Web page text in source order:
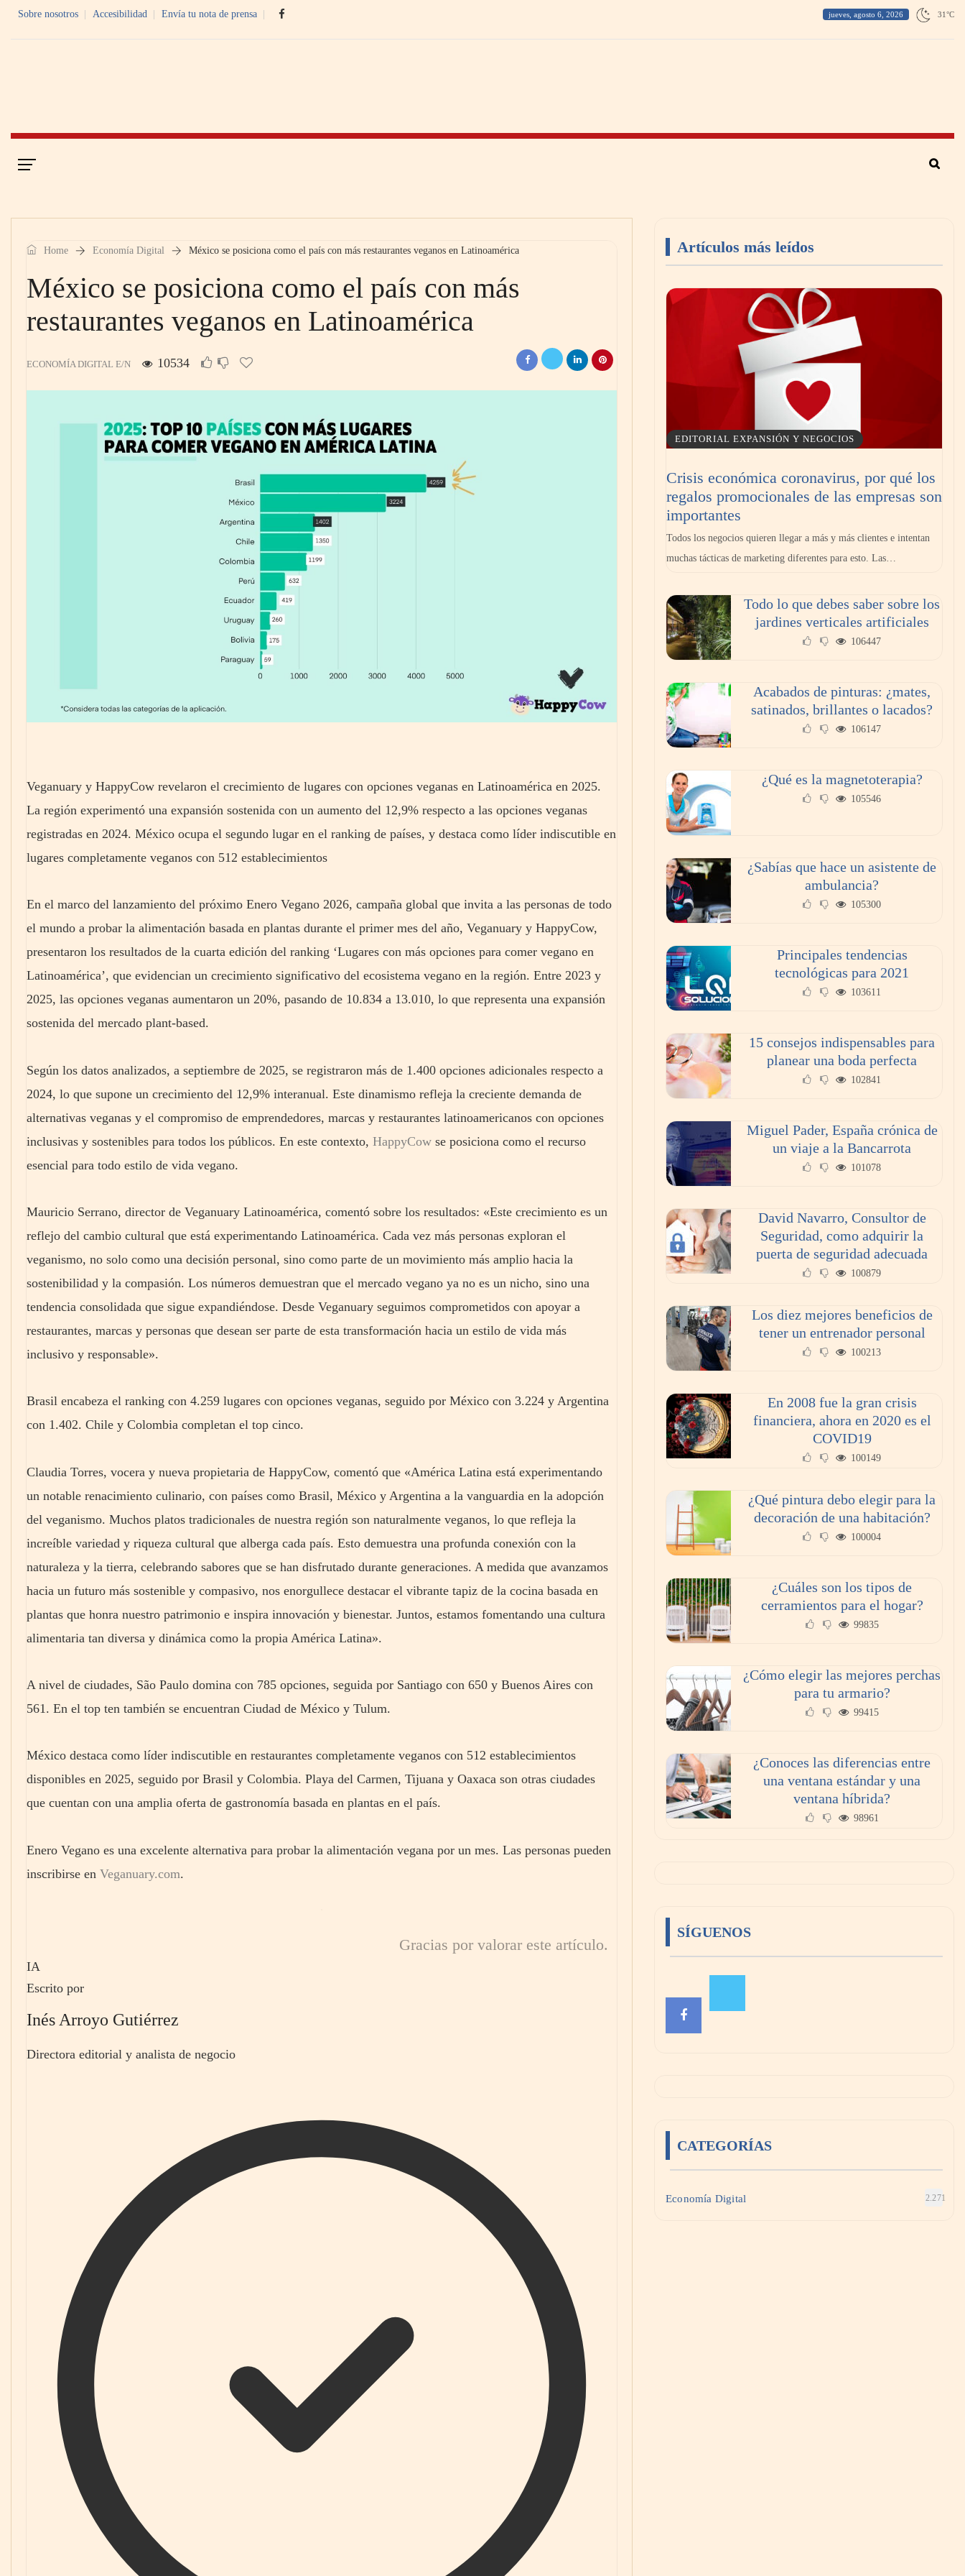
Sobre nosotros Accesibilidad Envía tu nota de prensa jueves, agosto 6, 2026 31°C
Home Economía Digital México se posiciona como el país con más restaurantes veganos en Latinoamérica
México se posiciona como el país con más
restaurantes veganos en Latinoamérica
ECONOMÍA DIGITAL E/N 10534
Veganuary y HappyCow revelaron el crecimiento de lugares con opciones veganas en Latinoamérica en 2025.
La región experimentó una expansión sostenida con un aumento del 12,9% respecto a las opciones veganas
registradas en 2024. México ocupa el segundo lugar en el ranking de países, y destaca como líder indiscutible en
lugares completamente veganos con 512 establecimientos
En el marco del lanzamiento del próximo Enero Vegano 2026, campaña global que invita a las personas de todo
el mundo a probar la alimentación basada en plantas durante el primer mes del año, Veganuary y HappyCow,
presentaron los resultados de la cuarta edición del ranking ‘Lugares con más opciones para comer vegano en
Latinoamérica’, que evidencian un crecimiento significativo del ecosistema vegano en la región. Entre 2023 y
2025, las opciones veganas aumentaron un 20%, pasando de 10.834 a 13.010, lo que representa una expansión
sostenida del mercado plant-based.
Según los datos analizados, a septiembre de 2025, se registraron más de 1.400 opciones adicionales respecto a
2024, lo que supone un crecimiento del 12,9% interanual. Este dinamismo refleja la creciente demanda de
alternativas veganas y el compromiso de emprendedores, marcas y restaurantes latinoamericanos con opciones
inclusivas y sostenibles para todos los públicos. En este contexto, HappyCow se posiciona como el recurso
esencial para todo estilo de vida vegano.
Mauricio Serrano, director de Veganuary Latinoamérica, comentó sobre los resultados: «Este crecimiento es un
reflejo del cambio cultural que está experimentando Latinoamérica. Cada vez más personas exploran el
veganismo, no solo como una decisión personal, sino como parte de un movimiento más amplio hacia la
sostenibilidad y la compasión. Los números demuestran que el mercado vegano ya no es un nicho, sino una
tendencia consolidada que sigue expandiéndose. Desde Veganuary seguimos comprometidos con apoyar a
restaurantes, marcas y personas que desean ser parte de esta transformación hacia un estilo de vida más
inclusivo y responsable».
Brasil encabeza el ranking con 4.259 lugares con opciones veganas, seguido por México con 3.224 y Argentina
con 1.402. Chile y Colombia completan el top cinco.
Claudia Torres, vocera y nueva propietaria de HappyCow, comentó que «América Latina está experimentando
un notable renacimiento culinario, con países como Brasil, México y Argentina a la vanguardia en la adopción
del veganismo. Muchos platos tradicionales de nuestra región son naturalmente veganos, lo que refleja la
increíble variedad y riqueza cultural que alberga cada país. Esto demuestra una profunda conexión con la
naturaleza y la tierra, celebrando sabores que se han disfrutado durante generaciones. A medida que avanzamos
hacia un futuro más sostenible y compasivo, nos enorgullece destacar el vibrante tapiz de la cocina basada en
plantas que honra nuestro patrimonio e inspira innovación y bienestar. Juntos, estamos fomentando una cultura
alimentaria tan diversa y dinámica como la propia América Latina».
A nivel de ciudades, São Paulo domina con 785 opciones, seguida por Santiago con 650 y Buenos Aires con
561. En el top ten también se encuentran Ciudad de México y Tulum.
México destaca como líder indiscutible en restaurantes completamente veganos con 512 establecimientos
disponibles en 2025, seguido por Brasil y Colombia. Playa del Carmen, Tijuana y Oaxaca son otras ciudades
que cuentan con una amplia oferta de gastronomía basada en plantas en el país.
Enero Vegano es una excelente alternativa para probar la alimentación vegana por un mes. Las personas pueden
inscribirse en Veganuary.com.
Gracias por valorar este artículo.
IA
Escrito por
Inés Arroyo Gutiérrez
Directora editorial y analista de negocio
Artículos más leídos
EDITORIAL EXPANSIÓN Y NEGOCIOS
Crisis económica coronavirus, por qué los
regalos promocionales de las empresas son
importantes
Todos los negocios quieren llegar a más y más clientes e intentan
muchas tácticas de marketing diferentes para esto. Las…
Todo lo que debes saber sobre los
jardines verticales artificiales
106447
Acabados de pinturas: ¿mates,
satinados, brillantes o lacados?
106147
¿Qué es la magnetoterapia?
105546
¿Sabías que hace un asistente de
ambulancia?
105300
Principales tendencias
tecnológicas para 2021
103611
15 consejos indispensables para
planear una boda perfecta
102841
Miguel Pader, España crónica de
un viaje a la Bancarrota
101078
David Navarro, Consultor de
Seguridad, como adquirir la
puerta de seguridad adecuada
100879
Los diez mejores beneficios de
tener un entrenador personal
100213
En 2008 fue la gran crisis
financiera, ahora en 2020 es el
COVID19
100149
¿Qué pintura debo elegir para la
decoración de una habitación?
100004
¿Cuáles son los tipos de
cerramientos para el hogar?
99835
¿Cómo elegir las mejores perchas
para tu armario?
99415
¿Conoces las diferencias entre
una ventana estándar y una
ventana híbrida?
98961
SÍGUENOS
CATEGORÍAS
Economía Digital 2.271